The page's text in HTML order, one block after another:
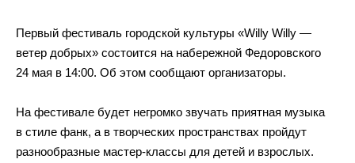
Первый фестиваль городской культуры «Willy Willy —
ветер добрых» состоится на набережной Федоровского
24 мая в 14:00. Об этом сообщают организаторы.
На фестивале будет негромко звучать приятная музыка
в стиле фанк, а в творческих пространствах пройдут
разнообразные мастер-классы для детей и взрослых.